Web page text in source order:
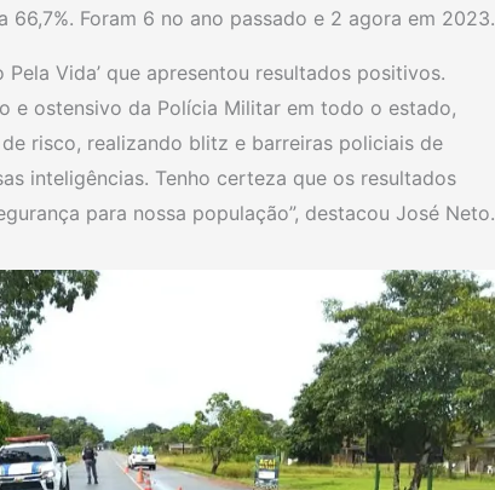
Foram 6 no ano passado e 2 agora em 2023.
Vida’ que apresentou resultados positivos.
e ostensivo da Polícia Militar em todo o estado,
risco, realizando blitz e barreiras policiais de
inteligências. Tenho certeza que os resultados
para nossa população”, destacou José Neto.